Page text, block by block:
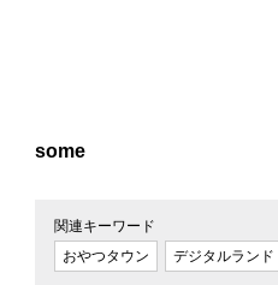
some
関連キーワード
おやつタウン
デジタルランド